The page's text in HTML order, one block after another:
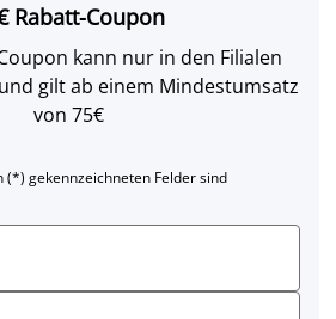
Rabatt-Coupon
kann nur in den Filialen
gilt ab einem Mindestumsatz
von 75€
gekennzeichneten Felder sind